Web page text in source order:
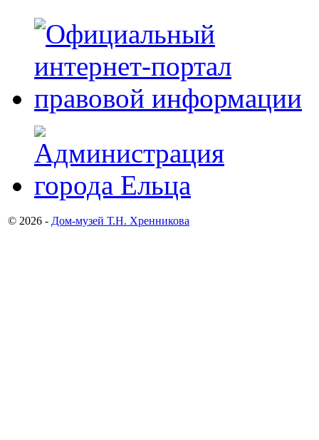
© 2026 - Дом-музей Т.Н. Хренникова